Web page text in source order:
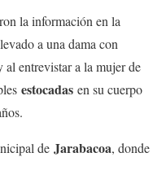
la información en la
a una dama con
entrevistar a la mujer de
estocadas en su cuerpo
de Jarabacoa, donde